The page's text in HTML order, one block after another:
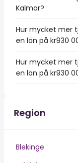
Kalmar?
Hur mycket mer
en lön på kr930
Hur mycket mer
en lön på kr930
Region
Blekinge